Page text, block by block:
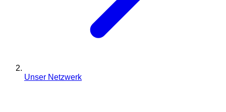
Unser Netzwerk